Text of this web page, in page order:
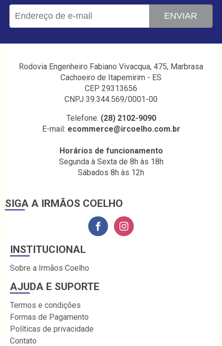
ENVIAR
Rodovia Engenheiro Fabiano Vivacqua, 475, Marbrasa
Cachoeiro de Itapemirim - ES
CEP 29313656
CNPJ 39.344.569/0001-00
Telefone: (28) 2102-9090
E-mail: ecommerce@ircoelho.com.br
Horários de funcionamento
Segunda à Sexta de 8h às 18h
Sábados 8h às 12h
SIGA A IRMÃOS COELHO
INSTITUCIONAL
Sobre a Irmãos Coelho
AJUDA E SUPORTE
Termos e condições
Formas de Pagamento
Políticas de privacidade
Contato